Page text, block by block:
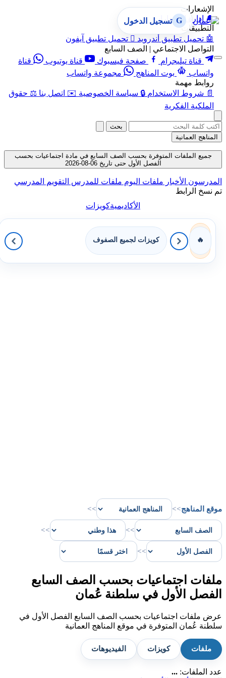
الإشعارات
🔔 إدارة الإشعارات
التطبيقات
🤖 تحميل تطبيق أندرويد  تحميل تطبيق آيفون
التواصل الاجتماعي | الصف السابع
قناة تيليجرام
صفحة فيسبوك قناة يوتيوب
قناة
واتساب
بوت المناهج
مجموعة واتساب
روابط مهمة
📄 شروط الاستخدام 🔒 سياسة الخصوصية ✉️ اتصل بنا ⚖️ حقوق
الملكية الفكرية
G تسجيل الدخول
بحث
المناهج العمانية
جميع الملفات المتوفرة بحسب الصف السابع في مادة اجتماعيات بحسب
الفصل الأول حتى تاريخ 06-08-2026
المدرسون الأخبار ملفات اليوم ملفات للمدرس التقويم المدرسي
تم نسخ الرابط
الأكاديميةكويزات
🔥 كويزات لجميع الصفوف
موقع المناهج>>
>>
>>
>>
>>
ملفات اجتماعيات بحسب الصف السابع
الفصل الأول في سلطنة عُمان
عرض ملفات اجتماعيات بحسب الصف السابع الفصل الأول في
سلطنة عُمان المتوفرة في موقع المناهج العمانية
ملفات كويزات الفيديوهات
عدد الملفات: ...